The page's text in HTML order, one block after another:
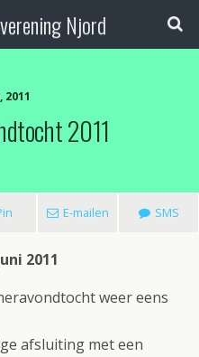
Njord
2011
2011
E-mailen SMS
2011
weer eens
afsluiting met een